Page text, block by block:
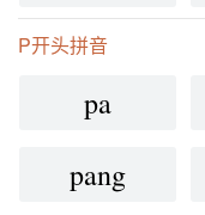
P开头拼音
pa
pang